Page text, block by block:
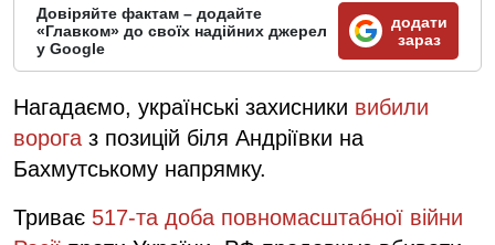
Довіряйте фактам – додайте
«Главком» до своїх надійних джерел
у Google
додати
зараз
Нагадаємо, українські захисники вибили
ворога з позицій біля Андріївки на
Бахмутському напрямку.
Триває 517-та доба повномасштабної війни